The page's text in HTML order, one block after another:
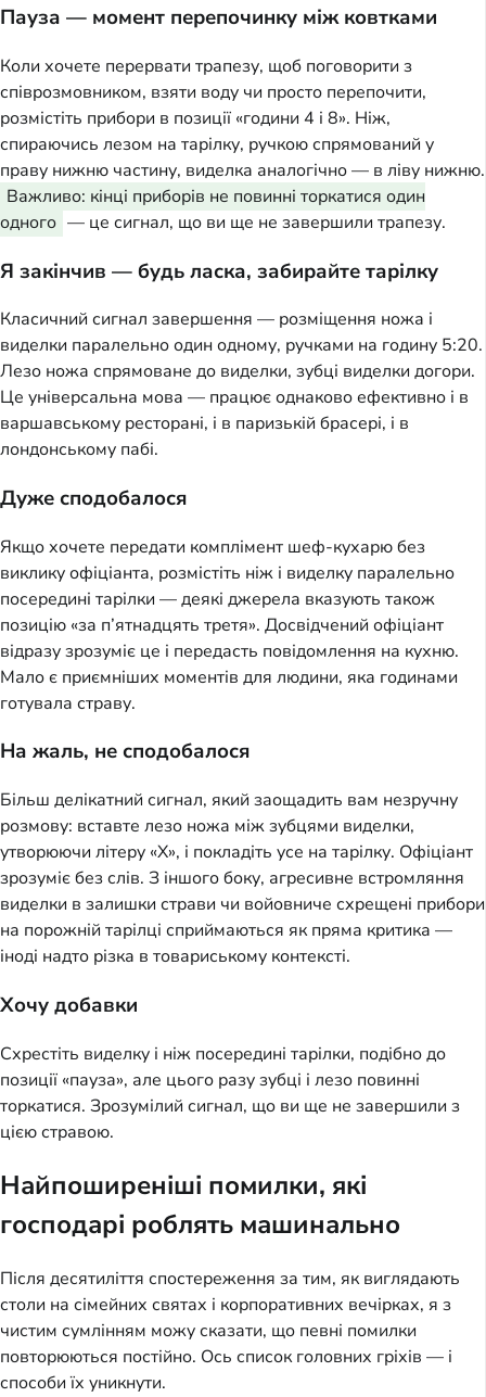
Пауза — момент перепочинку між ковтками
Коли хочете перервати трапезу, щоб поговорити з
співрозмовником, взяти воду чи просто перепочити,
розмістіть прибори в позиції «години 4 і 8». Ніж,
спираючись лезом на тарілку, ручкою спрямований у
праву нижню частину, виделка аналогічно — в ліву нижню.
Важливо: кінці приборів не повинні торкатися один
одного — це сигнал, що ви ще не завершили трапезу.
Я закінчив — будь ласка, забирайте тарілку
Класичний сигнал завершення — розміщення ножа і
виделки паралельно один одному, ручками на годину 5:20.
Лезо ножа спрямоване до виделки, зубці виделки догори.
Це універсальна мова — працює однаково ефективно і в
варшавському ресторані, і в паризькій брасері, і в
лондонському пабі.
Дуже сподобалося
Якщо хочете передати комплімент шеф-кухарю без
виклику офіціанта, розмістіть ніж і виделку паралельно
посередині тарілки — деякі джерела вказують також
позицію «за п’ятнадцять третя». Досвідчений офіціант
відразу зрозуміє це і передасть повідомлення на кухню.
Мало є приємніших моментів для людини, яка годинами
готувала страву.
На жаль, не сподобалося
Більш делікатний сигнал, який заощадить вам незручну
розмову: вставте лезо ножа між зубцями виделки,
утворюючи літеру «X», і покладіть усе на тарілку. Офіціант
зрозуміє без слів. З іншого боку, агресивне встромляння
виделки в залишки страви чи войовниче схрещені прибори
на порожній тарілці сприймаються як пряма критика —
іноді надто різка в товариському контексті.
Хочу добавки
Схрестіть виделку і ніж посередині тарілки, подібно до
позиції «пауза», але цього разу зубці і лезо повинні
торкатися. Зрозумілий сигнал, що ви ще не завершили з
цією стравою.
Найпоширеніші помилки, які
господарі роблять машинально
Після десятиліття спостереження за тим, як виглядають
столи на сімейних святах і корпоративних вечірках, я з
чистим сумлінням можу сказати, що певні помилки
повторюються постійно. Ось список головних гріхів — і
способи їх уникнути.